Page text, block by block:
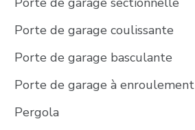
Porte de garage coulissante
Porte de garage basculante
Porte de garage à enroulement
Pergola